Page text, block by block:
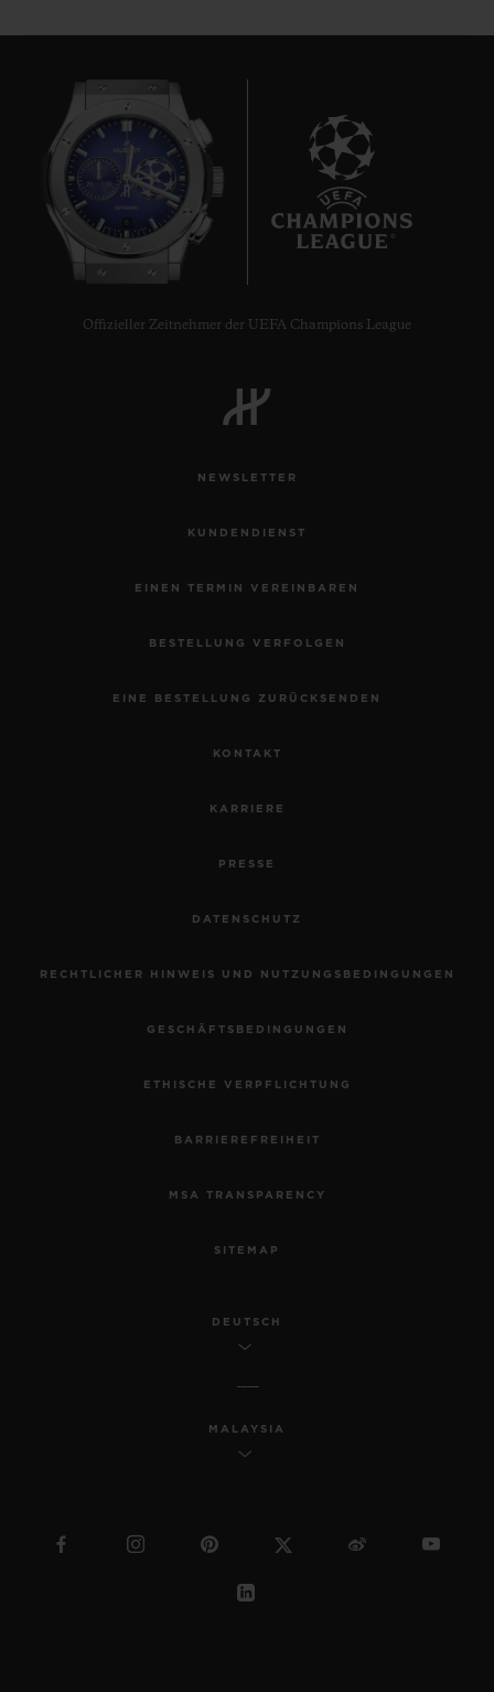
Offizieller Zeitnehmer der UEFA Champions League
NEWSLETTER
KUNDENDIENST
EINEN TERMIN VEREINBAREN
BESTELLUNG VERFOLGEN
EINE BESTELLUNG ZURÜCKSENDEN
KONTAKT
KARRIERE
PRESSE
DATENSCHUTZ
RECHTLICHER HINWEIS UND NUTZUNGSBEDINGUNGEN
GESCHÄFTSBEDINGUNGEN
ETHISCHE VERPFLICHTUNG
BARRIEREFREIHEIT
MSA TRANSPARENCY
SITEMAP
DEUTSCH
MALAYSIA